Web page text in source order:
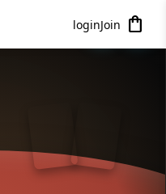
loginJoin shopping_bag
? ⚙